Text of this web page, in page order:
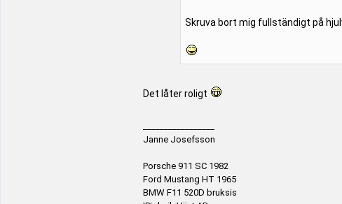
Skruva bort mig fullständigt på
Det låter roligt
Janne Josefsson
Porsche 911 SC 1982
Ford Mustang HT 1965
BMW F11 520D bruksis